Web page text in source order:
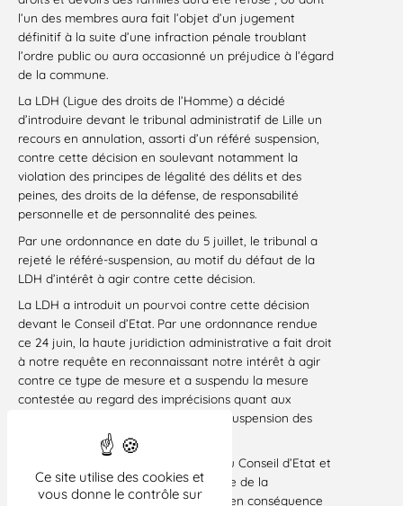
Ce site utilise des cookies et
vous donne le contrôle sur
l’un des membres aura fait l’objet d’un jugement
définitif à la suite d’une infraction pénale troublant
l’ordre public ou aura occasionné un préjudice à l’égard
de la commune.
La LDH (Ligue des droits de l’Homme) a décidé
d’introduire devant le tribunal administratif de Lille un
recours en annulation, assorti d’un référé suspension,
contre cette décision en soulevant notamment la
violation des principes de légalité des délits et des
peines, des droits de la défense, de responsabilité
personnelle et de personnalité des peines.
Par une ordonnance en date du 5 juillet, le tribunal a
rejeté le référé-suspension, au motif du défaut de la
LDH d’intérêt à agir contre cette décision.
La LDH a introduit un pourvoi contre cette décision
devant le Conseil d’Etat. Par une ordonnance rendue
ce 24 juin, la haute juridiction administrative a fait droit
à notre requête en reconnaissant notre intérêt à agir
contre ce type de mesure et a suspendu la mesure
contestée au regard des imprécisions quant aux
circonstances pouvant conduire à la suspension des
aides sociales facultatives.
La LDH se félicite de cette décision du Conseil d’Etat et
entend également rappeler le principe de la
personnalité des peines pour refuser en conséquence